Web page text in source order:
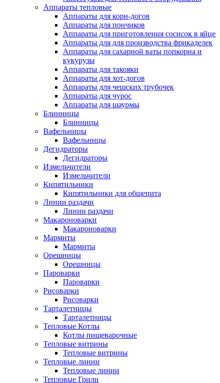
Аппараты тепловые
Аппараты для корн-догов
Аппараты для пончиков
Аппараты для приготовления сосисок в яйце
Аппараты для для производства фрикаделек
Аппараты для сахарной ваты попкорна и
кукурузы
Аппараты для такояки
Аппараты для хот-догов
Аппараты для чешских трубочек
Аппараты для чурос
Аппараты для шаурмы
Блинницы
Блинницы
Вафельницы
Вафельницы
Дегидраторы
Дегидраторы
Измельчители
Измельчители
Кипятильники
Кипятильники для общепита
Линии раздачи
Линии раздачи
Макароноварки
Макароноварки
Мармиты
Мармиты
Орешницы
Орешницы
Пароварки
Пароварки
Рисоварки
Рисоварки
Тарталетницы
Тарталетницы
Тепловые Котлы
Котлы пищеварочные
Тепловые витрины
Тепловые витрины
Тепловые линии
Тепловые линии
Тепловые Грили